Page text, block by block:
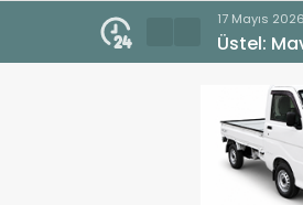
7 Ağustos
ÜSTEL: